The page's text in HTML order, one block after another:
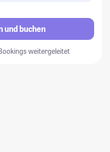
und buchen
weitergeleitet